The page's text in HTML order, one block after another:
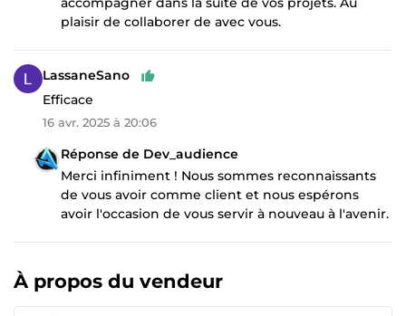
plaisir de collaborer de avec vous.
LassaneSano
Efficace
16 avr. 2025 à 20:06
Réponse de Dev_audience
Merci infiniment ! Nous sommes reconnaissants
de vous avoir comme client et nous espérons
avoir l'occasion de vous servir à nouveau à l'avenir.
À propos du vendeur